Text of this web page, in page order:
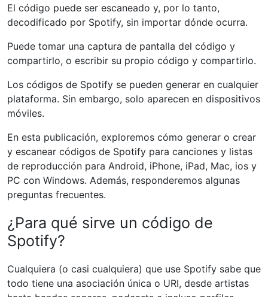
El código puede ser escaneado y, por lo tanto,
decodificado por Spotify, sin importar dónde ocurra.
Puede tomar una captura de pantalla del código y
compartirlo, o escribir su propio código y compartirlo.
Los códigos de Spotify se pueden generar en cualquier
plataforma. Sin embargo, solo aparecen en dispositivos
móviles.
En esta publicación, exploremos cómo generar o crear
y escanear códigos de Spotify para canciones y listas
de reproducción para Android, iPhone, iPad, Mac, ios y
PC con Windows. Además, responderemos algunas
preguntas frecuentes.
¿Para qué sirve un código de
Spotify?
Cualquiera (o casi cualquiera) que use Spotify sabe que
todo tiene una asociación única o URI, desde artistas